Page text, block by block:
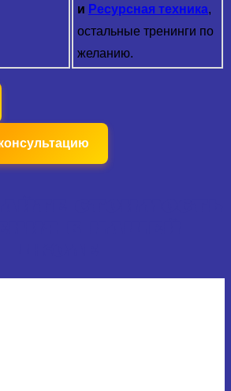
и Ресурсная техника,
остальные тренинги по
желанию.